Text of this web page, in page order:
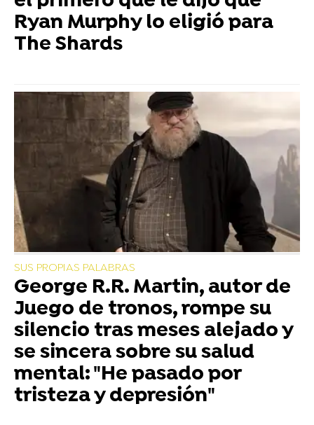
Ryan Murphy lo eligió para
The Shards
SUS PROPIAS PALABRAS
George R.R. Martin, autor de
Juego de tronos, rompe su
silencio tras meses alejado y
se sincera sobre su salud
mental: "He pasado por
tristeza y depresión"